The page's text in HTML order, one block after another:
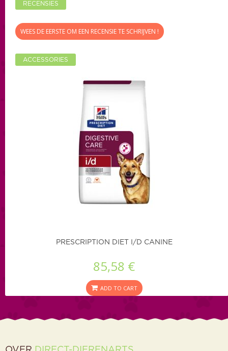
RECENSIES
WEES DE EERSTE OM EEN RECENSIE TE SCHRIJVEN !
ACCESSORIES
PRESCRIPTION DIET I/D CANINE
85,58 €
ADD TO CART